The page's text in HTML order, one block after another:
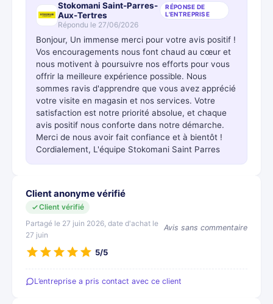
Stokomani Saint-Parres-
Aux-Tertres
RÉPONSE DE
L'ENTREPRISE
Répondu le 27/06/2026
Bonjour, Un immense merci pour votre avis positif !
Vos encouragements nous font chaud au cœur et
nous motivent à poursuivre nos efforts pour vous
offrir la meilleure expérience possible. Nous
sommes ravis d'apprendre que vous avez apprécié
votre visite en magasin et nos services. Votre
satisfaction est notre priorité absolue, et chaque
avis positif nous conforte dans notre démarche.
Merci de nous avoir fait confiance et à bientôt !
Cordialement, L'équipe Stokomani Saint Parres
Client anonyme vérifié
Client vérifié
Partagé le 27 juin 2026, date d'achat le
27 juin
Avis sans commentaire
5/5
L’entreprise a pris contact avec ce client